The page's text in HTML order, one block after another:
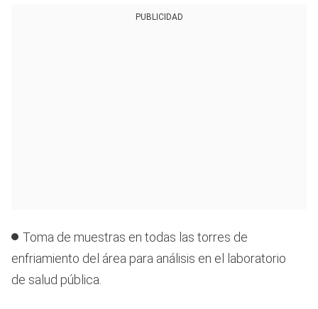
PUBLICIDAD
Toma de muestras en todas las torres de
enfriamiento del área para análisis en el laboratorio
de salud pública.